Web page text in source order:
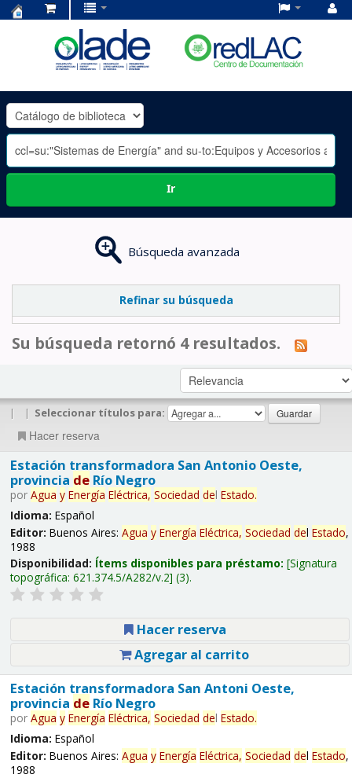
OLADE
-
Ir
Búsqueda avanzada
Refinar su búsqueda
Su búsqueda retornó 4 resultados.
| | Seleccionar títulos para:
Hacer reserva
Estación transformadora San Antonio Oeste,
provincia deRío Negro
por Agua y Energía Eléctrica, Sociedad del Estado.
Idioma: Español
Editor: Buenos Aires: Agua y Energía Eléctrica, Sociedad del Estado,
1988
Disponibilidad: Ítems disponibles para préstamo: Signatura
topográfica: 621.374.5/A282/v.2 (3).
Hacer reserva
Agregar al carrito
Estación transformadora San Antoni Oeste,
provincia deRío Negro
por Agua y Energía Eléctrica, Sociedad del Estado.
Idioma: Español
Editor: Buenos Aires: Agua y Energía Eléctrica, Sociedad del Estado,
1988